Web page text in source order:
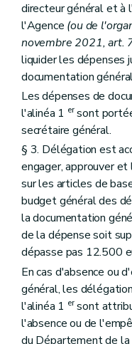
directeur général et à
l'Agence (ou de
novembre 2021, art.
liquider les dépenses
documentation
Les dépenses de
l'alinéa 1 ersont
secrétaire général.
§ 3. Délégation est
engager, approuver
sur les articles de
budget général des
la documentation
de la dépense soit
dépasse pas 12.500
En cas d'absence ou
général, les
l'alinéa 1 ersont
l'absence ou de
du Département de la